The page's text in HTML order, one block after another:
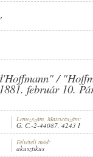
ZENEKAR
/
február 10.
Lemezszám, Matricaszám:
G. C.-2-44087, 4243 I
Felvételi mód:
akusztikus